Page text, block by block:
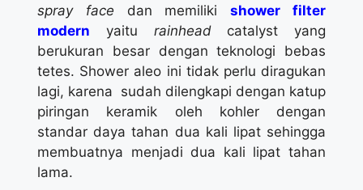
spray face dan memilikishower filter
modern yaitu rainhead catalyst yang
berukuran besar dengan teknologi bebas
tetes. Shower aleo ini tidak perlu diragukan
lagi, karena sudah dilengkapi dengan katup
piringan keramik oleh kohler dengan
standar daya tahan dua kali lipat sehingga
membuatnya menjadi dua kali lipat tahan
lama.